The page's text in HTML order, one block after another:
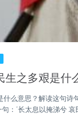
生之多艰是什
么意思？解读这句
：‘长太息以掩涕兮